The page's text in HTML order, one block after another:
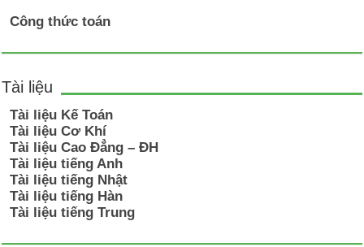
Công thức toán
Tài liệu
Tài liệu Kế Toán
Tài liệu Cơ Khí
Tài liệu Cao Đẳng – ĐH
Tài liệu tiếng Anh
Tài liệu tiếng Nhật
Tài liệu tiếng Hàn
Tài liệu tiếng Trung